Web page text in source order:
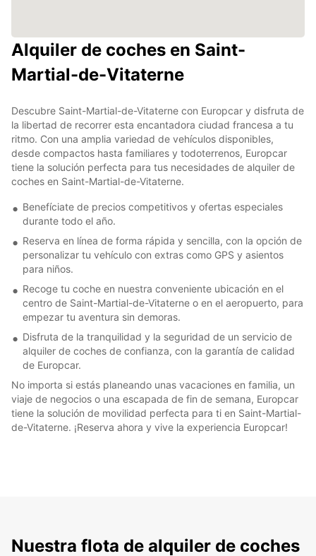
Alquiler de coches en Saint-
Martial-de-Vitaterne
Descubre Saint-Martial-de-Vitaterne con Europcar y disfruta de
la libertad de recorrer esta encantadora ciudad francesa a tu
ritmo. Con una amplia variedad de vehículos disponibles,
desde compactos hasta familiares y todoterrenos, Europcar
tiene la solución perfecta para tus necesidades de alquiler de
coches en Saint-Martial-de-Vitaterne.
Benefíciate de precios competitivos y ofertas especiales
durante todo el año.
Reserva en línea de forma rápida y sencilla, con la opción de
personalizar tu vehículo con extras como GPS y asientos
para niños.
Recoge tu coche en nuestra conveniente ubicación en el
centro de Saint-Martial-de-Vitaterne o en el aeropuerto, para
empezar tu aventura sin demoras.
Disfruta de la tranquilidad y la seguridad de un servicio de
alquiler de coches de confianza, con la garantía de calidad
de Europcar.
No importa si estás planeando unas vacaciones en familia, un
viaje de negocios o una escapada de fin de semana, Europcar
tiene la solución de movilidad perfecta para ti en Saint-Martial-
de-Vitaterne. ¡Reserva ahora y vive la experiencia Europcar!
Nuestra flota de alquiler de coches